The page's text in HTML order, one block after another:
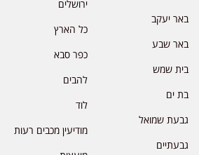
באר יעקב
באר שבע
בית שמש
בת ים
גבעת שמואל
גבעתיים
ירושלים
כל הארץ
כפר סבא
להבים
לוד
מודיעין מכבים רעות